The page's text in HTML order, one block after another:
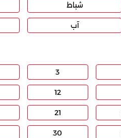
شباط
آب
3
12
21
30